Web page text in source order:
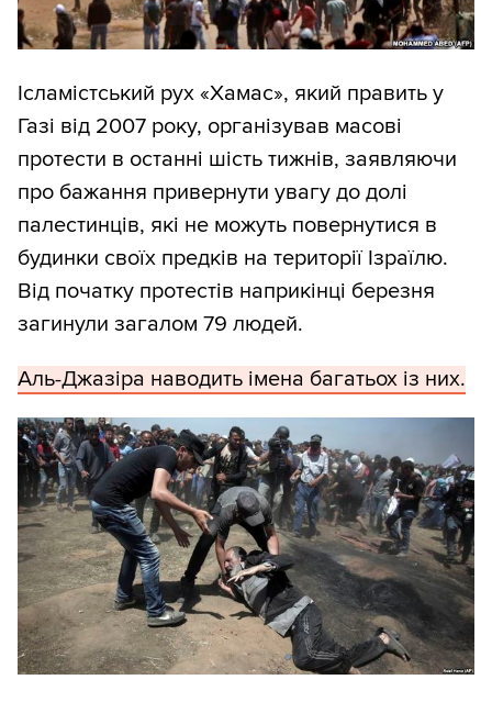
Ісламістський рух «Хамас», який править у
Газі від 2007 року, організував масові
протести в останні шість тижнів, заявляючи
про бажання привернути увагу до долі
палестинців, які не можуть повернутися в
будинки своїх предків на території Ізраїлю.
Від початку протестів наприкінці березня
загинули загалом 79 людей.
Аль-Джазіра наводить імена багатьох із них.